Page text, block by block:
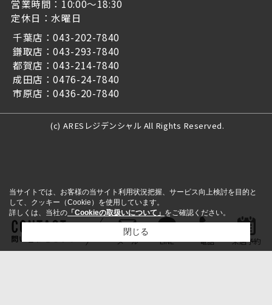
営業時間：10:00～18:30
定休日：水曜日
千葉店：043-202-7840
鎌取店：043-293-7840
都賀店：043-214-7840
成田店：0476-24-7840
市原店：0436-20-7840
(c) ARESレジデンシャル All Rights Reserved.
問い合わせをする メール LINE 電話 来店予約
当サイトでは、お客様の当サイト利用状況把握、サービス向上検討を目的と
して、クッキー（Cookie）を使用しています。
詳しくは、当社の 「Cookieの取扱いについて」 をご確認ください。
閉じる